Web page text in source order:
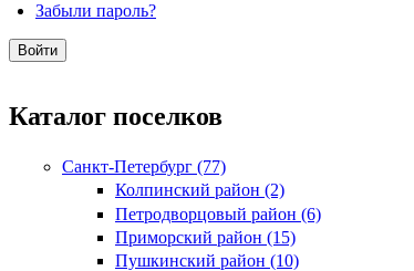
Забыли пароль?
Каталог поселков
Санкт-Петербург (77)
Колпинский район (2)
Петродворцовый район (6)
Приморский район (15)
Пушкинский район (10)